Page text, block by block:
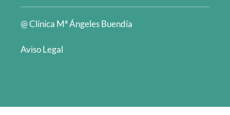
@ Clínica Mª Ángeles Buendía
Aviso Legal